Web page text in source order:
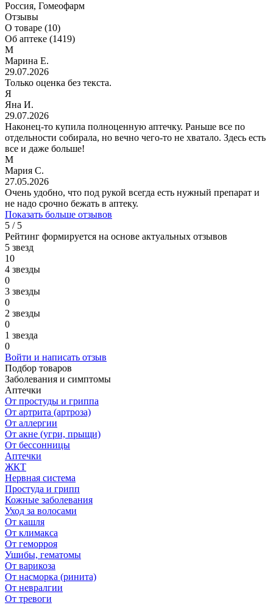
Россия, Гомеофарм
Отзывы
О товаре (10)
Об аптеке (1419)
М
Марина Е.
29.07.2026
Только оценка без текста.
Я
Яна И.
29.07.2026
Наконец-то купила полноценную аптечку. Раньше все по
отдельности собирала, но вечно чего-то не хватало. Здесь есть
все и даже больше!
М
Мария С.
27.05.2026
Очень удобно, что под рукой всегда есть нужный препарат и
не надо срочно бежать в аптеку.
Показать больше отзывов
5 / 5
Рейтинг формируется на основе актуальных отзывов
5 звезд
10
4 звезды
0
3 звезды
0
2 звезды
0
1 звезда
0
Войти и написать отзыв
Подбор товаров
Заболевания и симптомы
Аптечки
От простуды и гриппа
От артрита (артроза)
От аллергии
От акне (угри, прыщи)
От бессонницы
Аптечки
ЖКТ
Нервная система
Простуда и грипп
Кожные заболевания
Уход за волосами
От кашля
От климакса
От геморроя
Ушибы, гематомы
От варикоза
От насморка (ринита)
От невралгии
От тревоги